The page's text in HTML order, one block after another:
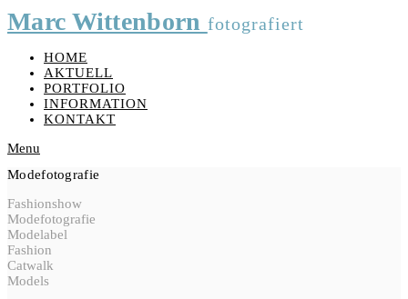
Marc Wittenborn fotografiert
HOME
AKTUELL
PORTFOLIO
INFORMATION
KONTAKT
Menu
Modefotografie
Fashionshow
Modefotografie
Modelabel
Fashion
Catwalk
Models